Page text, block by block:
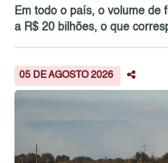
Em todo o país, o volume de
a R$ 20 bilhões, o que
05 DE AGOSTO 2026